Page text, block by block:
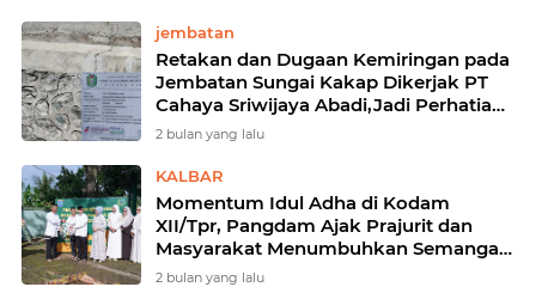
jembatan
Retakan dan Dugaan Kemiringan pada
Jembatan Sungai Kakap Dikerjak PT
Cahaya Sriwijaya Abadi,Jadi Perhatian
Publik
2 bulan yang lalu
KALBAR
Momentum Idul Adha di Kodam
XII/Tpr, Pangdam Ajak Prajurit dan
Masyarakat Menumbuhkan Semangat
Pengorbanan
2 bulan yang lalu